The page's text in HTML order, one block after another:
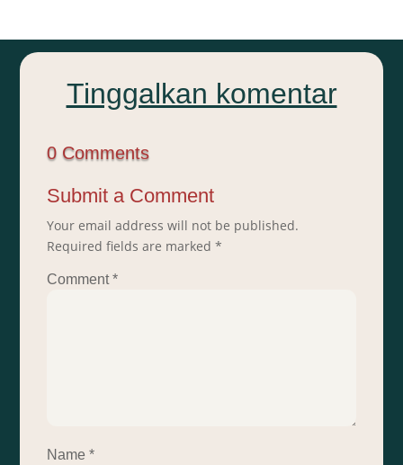
Tinggalkan komentar
0 Comments
Submit a Comment
Your email address will not be published.
Required fields are marked*
Comment*
Name*